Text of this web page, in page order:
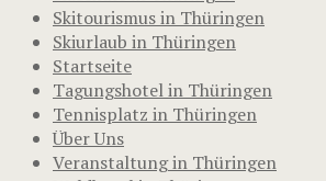
Skitourismus in Thüringen
Skiurlaub in Thüringen
Startseite
Tagungshotel in Thüringen
Tennisplatz in Thüringen
Über Uns
Veranstaltung in Thüringen